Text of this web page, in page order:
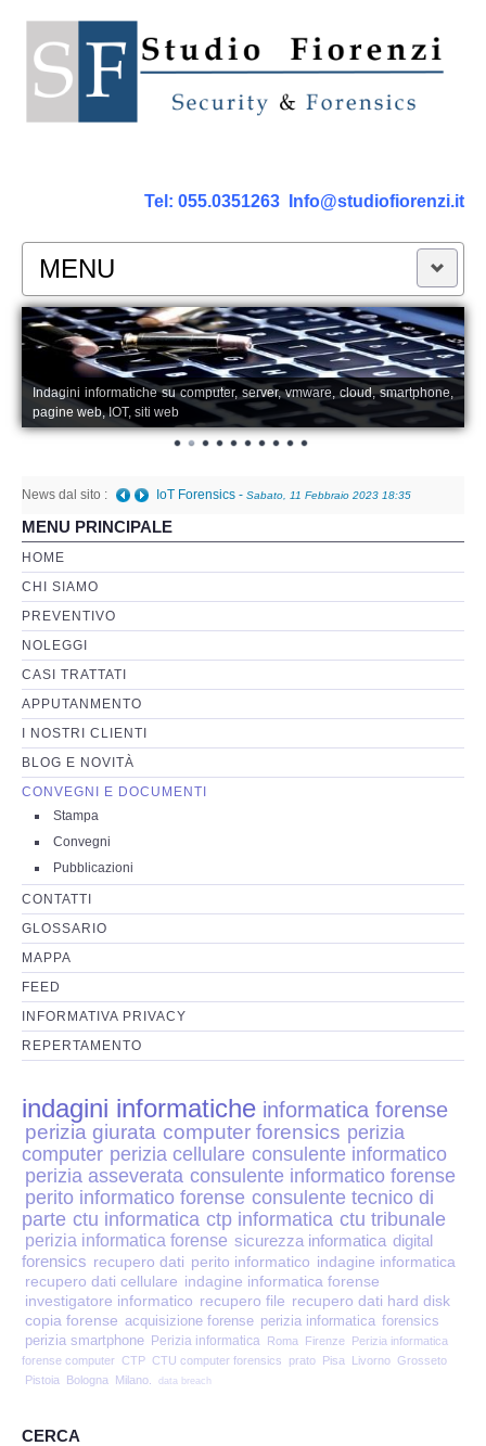
Tel: 055.0351263 Info@studiofiorenzi.it
MENU
PERIZIE
Perizia Computer
Perizia Smartphone Tablet,Cell.
Perizia Rete dati
Perizia Basi di Dati
Perizia Immagini e Video
Perzia su Software/Programmi
Perizia Fonica e Trascrizioni
Perizia su Social Network
Perizia Web Reputation
Perizia Host e Mainframe
Perizia Contratti ICT
Perizia Disp. Elettronici
Perizia Stalking
Incarichi CTU e CTP
Perizia Centralini PBX e VOIP
Perizia Estimo
Perizia Documento informatico
Perizia Cloud
Indagini informatiche su computer, server, vmware, cloud, smartphone,
pagine web, IOT, siti web
News dal sito : IoT Forensics - Sabato, 11 Febbraio 2023 18:35
MENU PRINCIPALE
HOME
CHI SIAMO
PREVENTIVO
NOLEGGI
CASI TRATTATI
APPUTANMENTO
I NOSTRI CLIENTI
BLOG E NOVITÀ
CONVEGNI E DOCUMENTI
Stampa
Convegni
Pubblicazioni
CONTATTI
GLOSSARIO
MAPPA
FEED
INFORMATIVA PRIVACY
REPERTAMENTO
indagini informatiche informatica forense
perizia giurata computer forensics perizia
computer perizia cellulare consulente informatico
perizia asseverata consulente informatico forense
perito informatico forense consulente tecnico di
parte ctu informatica ctp informatica ctu tribunale
perizia informatica forense sicurezza informatica digital
forensics recupero dati perito informatico indagine informatica
recupero dati cellulare indagine informatica forense
investigatore informatico recupero file recupero dati hard disk
copia forense acquisizione forense perizia informatica forensics
perizia smartphone Perizia informatica Roma Firenze Perizia informatica
forense computer CTP CTU computer forensics prato Pisa Livorno Grosseto
Pistoia
Bologna Milano. data breach
CERCA